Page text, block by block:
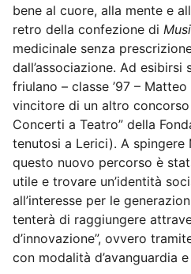
bene al cuore, alla mente e
retro della confezione di
medicinale senza
dall’associazione. Ad
friulano – classe ’97 –
vincitore di un altro
Concerti a Teatro” della
tenutosi a Lerici). A
questo nuovo percorso è
utile e trovare un’identità
all’interesse per le
tenterà di raggiungere
d’innovazione”, ovvero
con modalità d’avanguardia